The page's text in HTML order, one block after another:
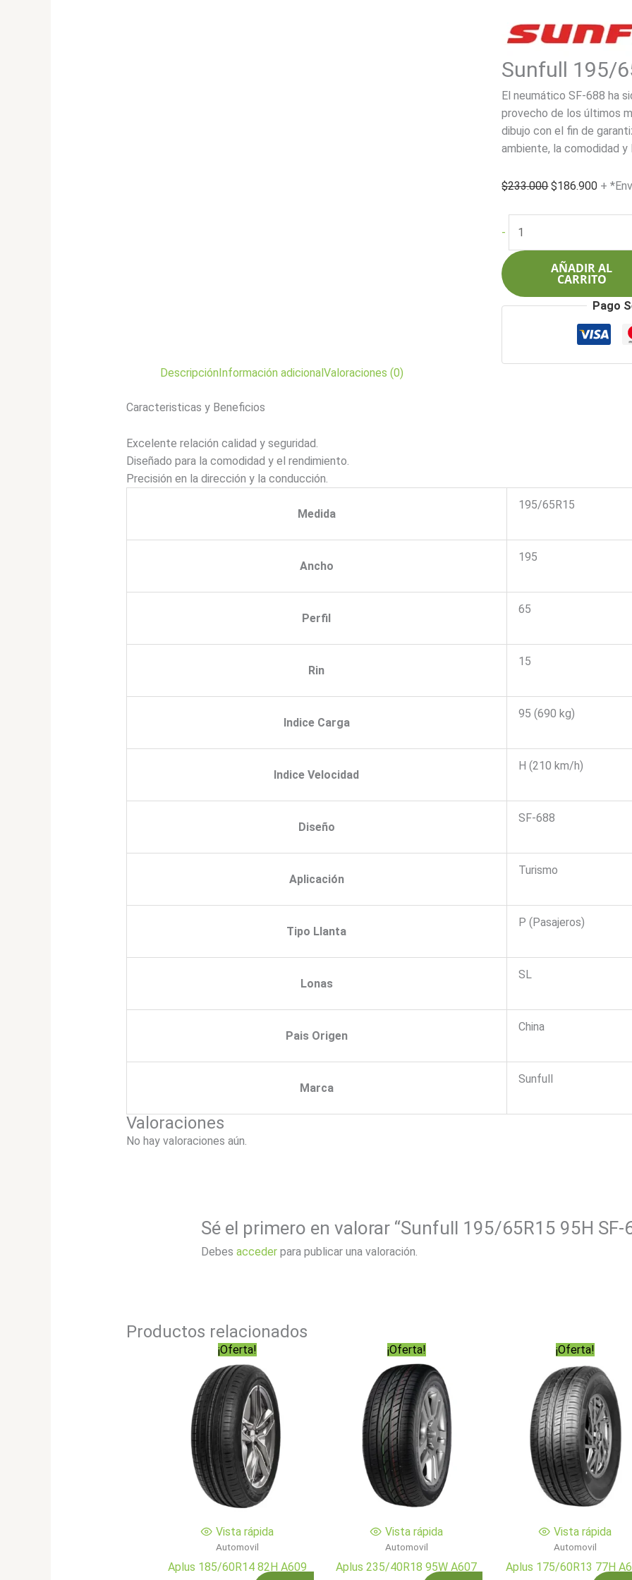
Sunfull 195/
El neumático SF-688 ha
provecho de los últimos
dibujo con el fin de
ambiente, la comodidad
$233.000El
$186.900El
+
-
195/65R15
95H
688
AÑADIR AL
CARRITO
Pago
Descripción Información adicional Valoraciones (0)
Caracteristicas y Beneficios
Excelente relación calidad y seguridad.
Diseñado para la comodidad y el rendimiento.
Precisión en la dirección y la conducción.
Medida
195/65R15
Ancho
195
Perfil
65
Rin
15
Indice Carga
95 (690 kg)
Indice Velocidad
H (210 km/h)
Diseño
SF-688
Aplicación
Turismo
Tipo Llanta
P (Pasajeros)
Lonas
SL
Pais Origen
China
Marca
Sunfull
Valoraciones
No hay valoraciones aún.
Sé el primero en valorar “Sunfull 195/65R15 95H SF-
Debesacceder para publicar una valoración.
Productos relacionados
¡Oferta!
Vista rápida
Automovil
Aplus 185/60R14 82H A609
¡Oferta!
Vista rápida
Automovil
Aplus 235/40R18 95W A607
¡Oferta!
Vista rápida
Automovil
Aplus 175/60R13 77H